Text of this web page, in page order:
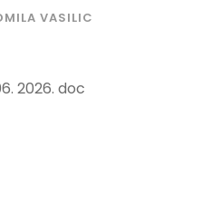
VASILIC
2026. doc